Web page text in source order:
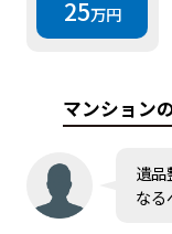
25万円
マンション
遺品
なる